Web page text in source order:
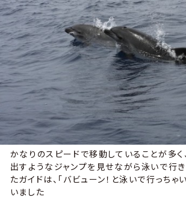
かなりのスピードで移動していることが多
出すようなジャンプを見せながら泳いで行き
たガイドは、「バビューン！と泳いで行っちゃ
いました